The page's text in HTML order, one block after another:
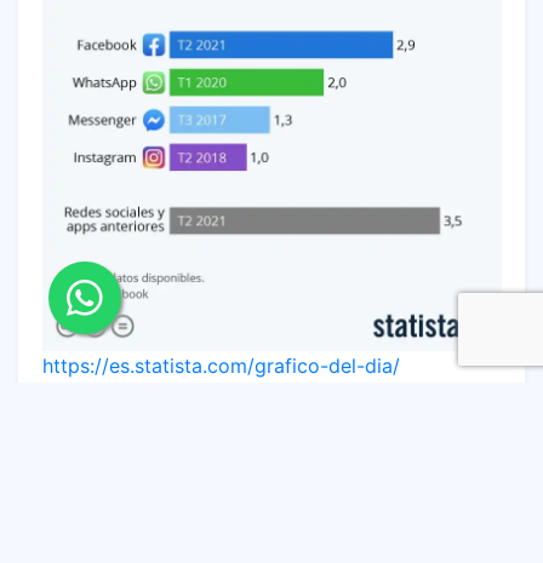
https://es.statista.com/grafico-del-dia/